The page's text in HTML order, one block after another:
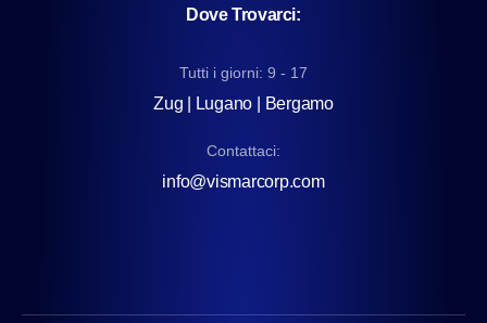
Dove Trovarci:
Tutti i giorni: 9 - 17
Zug | Lugano | Bergamo
Contattaci:
info@vismarcorp.com